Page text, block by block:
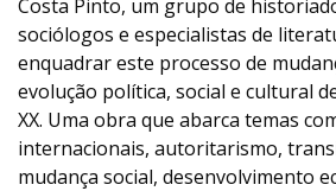
Costa Pinto, um grupo de
sociólogos e especialistas de
enquadrar este processo de
evolução política, social e cultural
XX. Uma obra que abarca temas
internacionais, autoritarismo,
mudança social, desenvolvimento